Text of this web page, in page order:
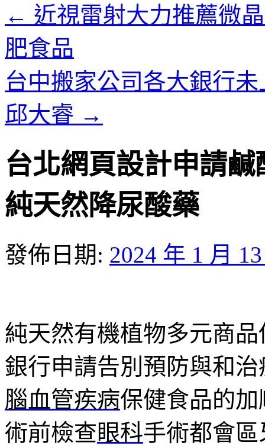
← 近視雷射大力推薦微
肥食品
台中搬家公司各大銀行
邱大睿 →
台北網頁設計申請
純天然降尿酸藥
發佈日期: 2024 年 1 月
純天然有機植物多元商
銀行申請告別預防與和
腦血管疾病保健食品的
術前檢查眼科手術都會